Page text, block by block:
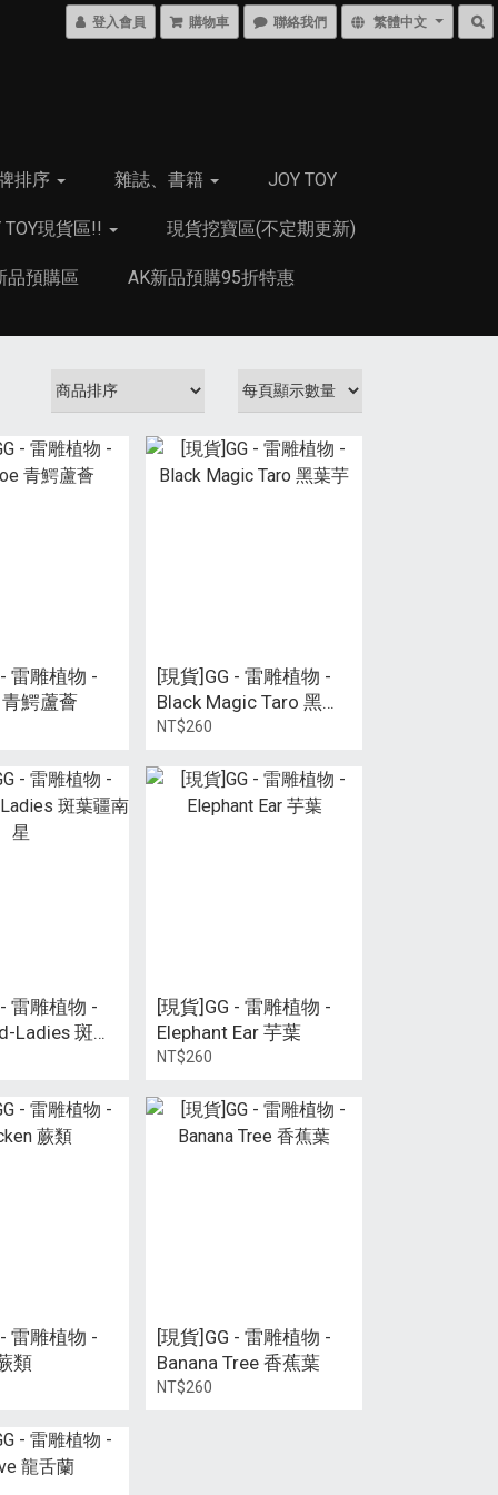
登入會員 購物車 聯絡我們 繁體中文
排序 雜誌、書籍 JOY TOY
TOY現貨區!! 現貨挖寶區(不定期更新)
品預購區 AK新品預購95折特惠
雷雕植物 -
鰐蘆薈
[現貨]GG - 雷雕植物 -
Black Magic Taro 黑葉
芋
NT$260
雷雕植物 -
Ladies 斑葉
[現貨]GG - 雷雕植物 -
Elephant Ear 芋葉
NT$260
雷雕植物 -
類
[現貨]GG - 雷雕植物 -
Banana Tree 香蕉葉
NT$260